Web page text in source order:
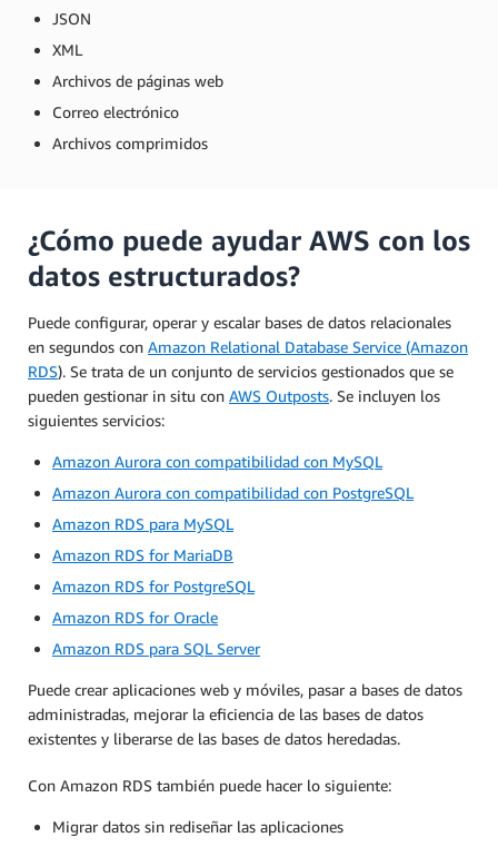
JSON
XML
Archivos de páginas web
Correo electrónico
Archivos comprimidos
¿Cómo puede ayudar AWS con los
datos estructurados?
Puede configurar, operar y escalar bases de datos relacionales
en segundos con Amazon Relational Database Service (Amazon
RDS). Se trata de un conjunto de servicios gestionados que se
pueden gestionar in situ con AWS Outposts. Se incluyen los
siguientes servicios:
Amazon Aurora con compatibilidad con MySQL
Amazon Aurora con compatibilidad con PostgreSQL
Amazon RDS para MySQL
Amazon RDS for MariaDB
Amazon RDS for PostgreSQL
Amazon RDS for Oracle
Amazon RDS para SQL Server
Puede crear aplicaciones web y móviles, pasar a bases de datos
administradas, mejorar la eficiencia de las bases de datos
existentes y liberarse de las bases de datos heredadas.
Con Amazon RDS también puede hacer lo siguiente:
Migrar datos sin rediseñar las aplicaciones